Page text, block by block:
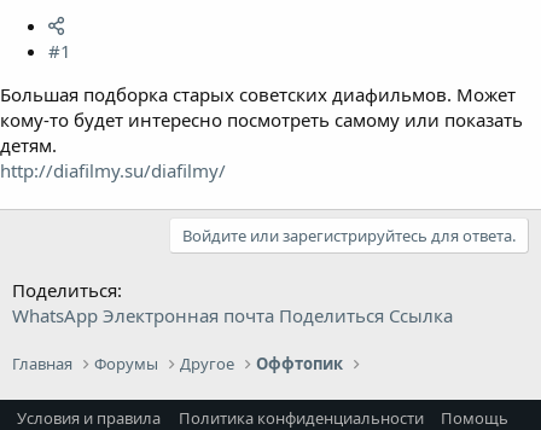
#1
Большая подборка старых советских диафильмов. Может
кому-то будет интересно посмотреть самому или показать
детям.
http://diafilmy.su/diafilmy/
Войдите или зарегистрируйтесь для ответа.
Поделиться:
WhatsApp Электронная почта Поделиться Ссылка
Главная Форумы Другое Оффтопик
Условия и правила Политика конфиденциальности
Помощь